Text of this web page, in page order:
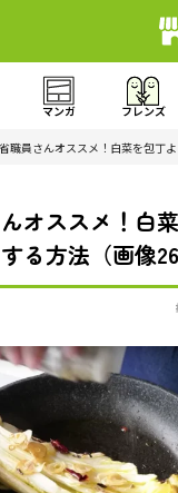
マンガ フレンズ
職員さんオススメ！白菜を包丁
オススメ！白
る方法（画像